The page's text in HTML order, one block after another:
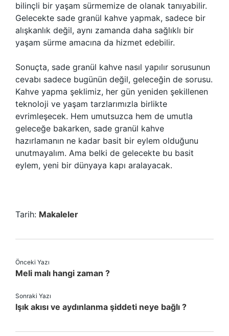
bilinçli bir yaşam sürmemize de olanak tanıyabilir.
Gelecekte sade granül kahve yapmak, sadece bir
alışkanlık değil, aynı zamanda daha sağlıklı bir
yaşam sürme amacına da hizmet edebilir.
Sonuçta, sade granül kahve nasıl yapılır sorusunun
cevabı sadece bugünün değil, geleceğin de sorusu.
Kahve yapma şeklimiz, her gün yeniden şekillenen
teknoloji ve yaşam tarzlarımızla birlikte
evrimleşecek. Hem umutsuzca hem de umutla
geleceğe bakarken, sade granül kahve
hazırlamanın ne kadar basit bir eylem olduğunu
unutmayalım. Ama belki de gelecekte bu basit
eylem, yeni bir dünyaya kapı aralayacak.
Tarih: Makaleler
Önceki Yazı
Meli malı hangi zaman ?
Sonraki Yazı
Işık akısı ve aydınlanma şiddeti neye bağlı ?